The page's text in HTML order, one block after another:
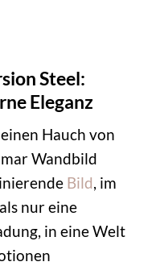
Steel:
Eleganz
Hauch von
Wandbild
Bild, im
nur eine
in eine Welt